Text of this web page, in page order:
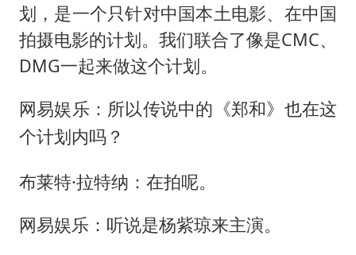
划，是一个只针对中国本土电影、在中国
拍摄电影的计划。我们联合了像是CMC、
DMG一起来做这个计划。
网易娱乐：所以传说中的《郑和》也在这
个计划内吗？
布莱特·拉特纳：在拍呢。
网易娱乐：听说是杨紫琼来主演。